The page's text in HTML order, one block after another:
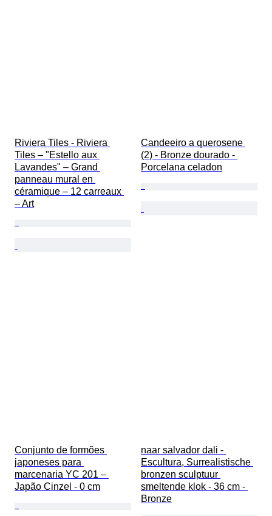
Riviera Tiles - Riviera
Tiles – "Estello aux
Lavandes" – Grand
panneau mural en
céramique – 12 carreaux
– Art
Candeeiro a querosene
(2) - Bronze dourado -
Porcelana celadon
Conjunto de formões
japoneses para
marcenaria YC 201 –
Japão Cinzel - 0 cm
naar salvador dali -
Escultura, Surrealistische
bronzen sculptuur
smeltende klok - 36 cm -
Bronze